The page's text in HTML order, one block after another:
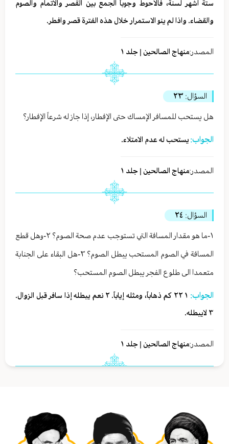
ستة اشهر لسنة، فالاحوط وجوباً الجمع بين القصر والاتمام والصوم
والقضاء. واذا لم ينو الاستمرار خلال هذه الفترة قصر وافطر.
المصدر:منهاج الصالحين | جلد ١
السؤال: ٢٣
هل يستحب للمسافر الإمساك حتى الإفطار، إذا جاز له شرعاً الإفطار؟
الجواب: يستحب له عدم الامتلاء.
المصدر:منهاج الصالحين | جلد ١
السؤال: ٢٤
١-ما هو مقدار المسافة التي تستوجب عدم صحة الصوم؟ ٢-وهل قطع
المسافة في الصوم المستحب يبطل الصوم؟ ٣-هل البقاء على الجنابة
متعمدا الى طلوع الفجر يبطل الصوم المستحب؟
الجواب:
١ ٢٢ كم ذهاباً، ومثله إياباً. ٢ نعم يبطله إذا سافر قبل الزوال.
٣ لايبطله.
المصدر:منهاج الصالحين | جلد ١